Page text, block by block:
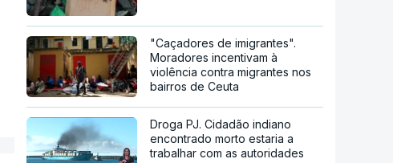
"Caçadores de imigrantes".
Moradores incentivam à
violência contra migrantes nos
bairros de Ceuta
Droga PJ. Cidadão indiano
encontrado morto estaria a
trabalhar com as autoridades